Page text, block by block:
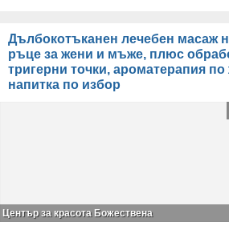
Дълбокотъканен лечебен масаж
ръце за жени и мъже, плюс
тригерни точки, ароматерапия
напитка по избор
Център за красота Божествена